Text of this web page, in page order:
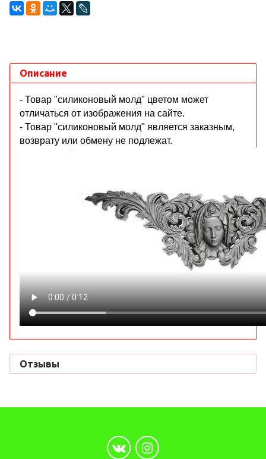
Описание
- Товар "силиконовый молд" цветом может
отличаться от изображения на сайте.
- Товар "силиконовый молд" является заказным,
возврату или обмену не подлежат.
Отзывы